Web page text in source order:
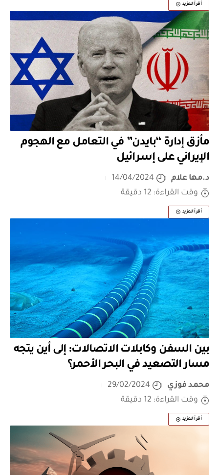
أقرأ المزيد
مأزق إدارة “بايدن” في التعامل مع الهجوم
الإيراني على إسرائيل
د.مها علام
14/04/2024
وقت القراءة: 12 دقيقة
أقرأ المزيد
بين السفن وكابلات الاتصالات: إلى أين يتجه
مسار التصعيد في البحر الأحمر؟
محمد فوزي
29/02/2024
وقت القراءة: 12 دقيقة
أقرأ المزيد